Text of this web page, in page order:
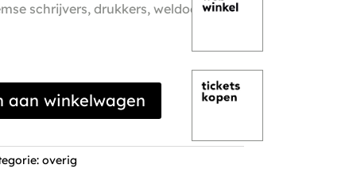
schrijvers, drukkers, weldoeners en
aan winkelwagen
overig